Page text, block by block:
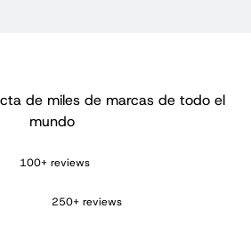
de miles de marcas de todo el
mundo
100+ reviews
250+ reviews